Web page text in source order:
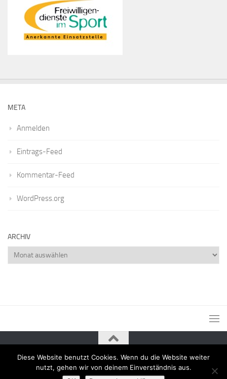
META
Anmelden
Eintrags-Feed
Kommentar-Feed
WordPress.org
ARCHIV
Archiv
Powered by - Entworfen mit dem Zu Hueman Pro wechseln
Diese Website benutzt Cookies. Wenn du die Website weiter
nutzt, gehen wir von deinem Einverständnis aus.